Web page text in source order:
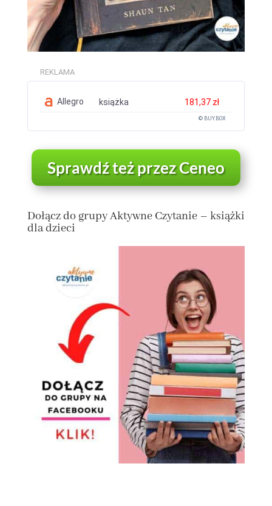
REKLAMA
Allegro książka 181,37 zł
© BUY.BOX
Sprawdź też przez Ceneo
Dołącz do grupyAktywne Czytanie – książki
dla dzieci